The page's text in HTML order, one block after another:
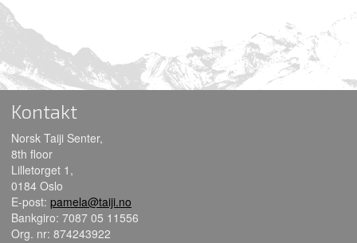
Kontakt
Norsk Taiji Senter,
8th floor
Lilletorget 1,
0184 Oslo
E-post: pamela@taiji.no
Bankgiro: 7087 05 11556
Org. nr: 874243922